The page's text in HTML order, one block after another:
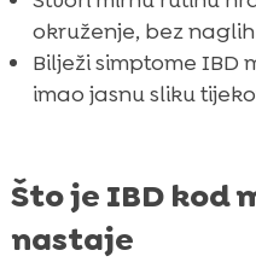
okruženje, bez
Bilježi simptome IBD
imao jasnu sliku
Što je IBD kod
nastaje